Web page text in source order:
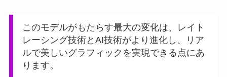
このモデルがもたらす最大の変化は、レイト
レーシング技術とAI技術がより進化し、リア
ルで美しいグラフィックを実現できる点にあ
ります。